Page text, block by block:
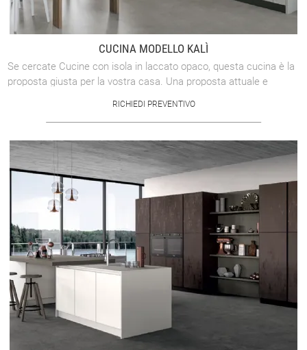
CUCINA MODELLO KALÌ
Se cercate Cucine con isola in laccato opaco, questa cucina è la
proposta giusta per la vostra casa. Una proposta attuale e
RICHIEDI PREVENTIVO